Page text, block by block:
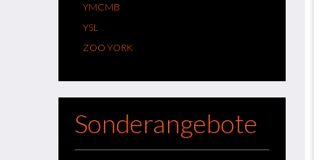
YMCMB
YSL
ZOO YORK
Sonderangebote